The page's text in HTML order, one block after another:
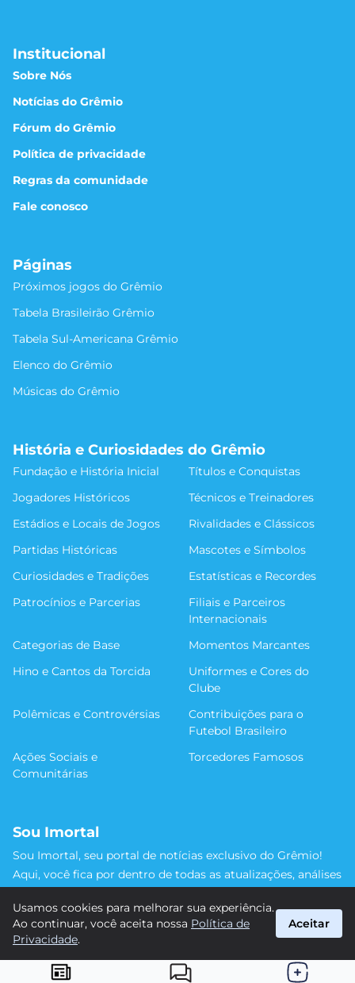
Institucional
Sobre Nós
Notícias do Grêmio
Fórum do Grêmio
Política de privacidade
Regras da comunidade
Fale conosco
Páginas
Próximos jogos do Grêmio
Tabela Brasileirão Grêmio
Tabela Sul-Americana Grêmio
Elenco do Grêmio
Músicas do Grêmio
História e Curiosidades do Grêmio
Fundação e História Inicial
Títulos e Conquistas
Jogadores Históricos
Técnicos e Treinadores
Estádios e Locais de Jogos
Rivalidades e Clássicos
Partidas Históricas
Mascotes e Símbolos
Curiosidades e Tradições
Estatísticas e Recordes
Patrocínios e Parcerias
Filiais e Parceiros
Internacionais
Categorias de Base
Momentos Marcantes
Hino e Cantos da Torcida
Uniformes e Cores do
Clube
Polêmicas e Controvérsias
Contribuições para o
Futebol Brasileiro
Ações Sociais e
Comunitárias
Torcedores Famosos
Sou Imortal
Sou Imortal, seu portal de notícias exclusivo do Grêmio!
Aqui, você fica por dentro de todas as atualizações, análises
detalhe da trajetória do nosso time rumo às vitórias!
#Grêmio #SouImortal
Usamos cookies para melhorar sua experiência.
Ao continuar, você aceita nossa Política de
Privacidade.
Aceitar